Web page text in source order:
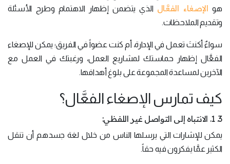
هو الإصغاء الفعَّال الذي يتضمن إظهار الاهتمام وطرح الأسئلة
وتقديم الملاحظات.
سواءٌ أكنتَ تعمل في الإدارة، أم كنت عضواً في الفريق؛ يمكن للإصغاء
الفعَّال إظهار حماستك لمشاريع العمل، ورغبتك في العمل مع
الآخرين لمساعدة المجموعة على بلوغ أهدافها.
كيف تمارس الإصغاء الفعَّال؟
3. 1. الانتباه إلى التواصل غير اللفظي:
يمكن للإشارات التي يرسلها الناس من خلال لغة جسدهم أن تنقل
الكثير عمَّا يفكرون فيه حقاً.